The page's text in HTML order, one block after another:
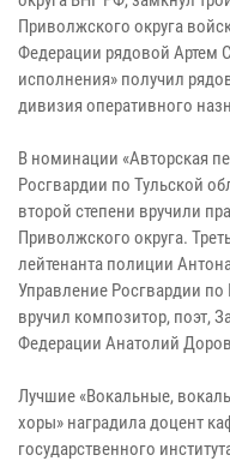
Приволжского округа
Федерации рядовой Артем
исполнения» получил
дивизия оперативного
В номинации «Авторская
Росгвардии по Тульской
второй степени вручили
Приволжского округа.
лейтенанта полиции
Управление Росгвардии
вручил композитор, поэт,
Федерации Анатолий
Лучшие «Вокальные,
хоры» наградила доцент
государственного